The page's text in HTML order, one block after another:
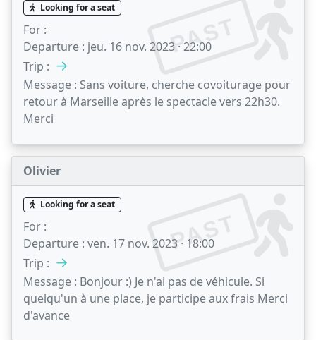
PAST
Looking for a seat
For :
Departure : jeu. 16 nov. 2023 · 22:00
Trip : →
Message : Sans voiture, cherche covoiturage pour
retour à Marseille après le spectacle vers 22h30.
Merci
Olivier
PAST
Looking for a seat
For :
Departure : ven. 17 nov. 2023 · 18:00
Trip : →
Message : Bonjour :) Je n'ai pas de véhicule. Si
quelqu'un à une place, je participe aux frais Merci
d'avance